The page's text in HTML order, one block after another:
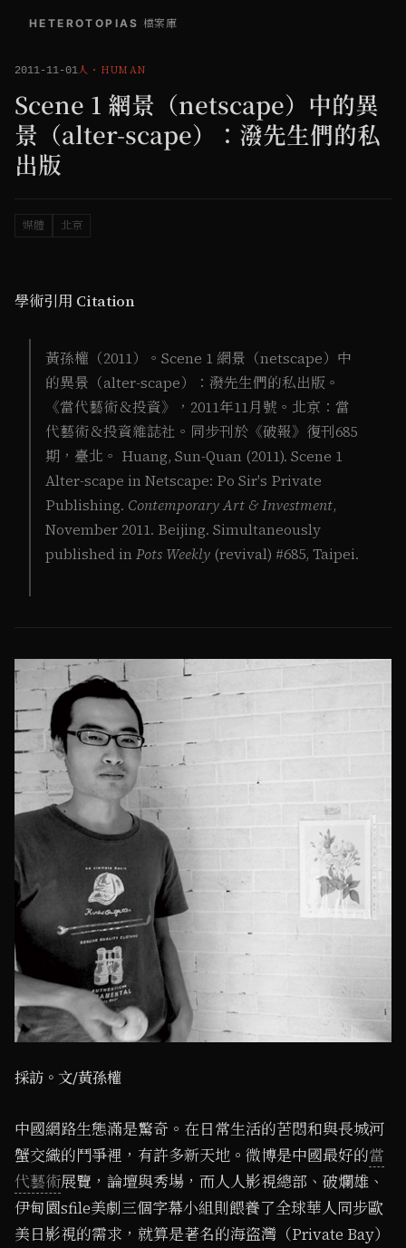
HETEROTOPIAS 檔案庫
2011-11-01人 ・ HUMAN
Scene 1 網景（netscape）中的異
景（alter-scape）：潑先生們的私
出版
媒體 北京
學術引用 Citation
黃孫權（2011）。Scene 1 網景（netscape）中
的異景（alter-scape）：潑先生們的私出版。
《當代藝術＆投資》，2011年11月號。北京：當
代藝術＆投資雜誌社。同步刊於《破報》復刊685
期，臺北。 Huang, Sun-Quan (2011). Scene 1
Alter-scape in Netscape: Po Sir's Private
Publishing. Contemporary Art & Investment,
November 2011. Beijing. Simultaneously
published inPots Weekly(revival) #685, Taipei.
採訪。文/黃孫權
中國網路生態滿是驚奇。在日常生活的苦悶和與長城河
蟹交織的鬥爭裡，有許多新天地。微博是中國最好的當
代藝術展覽，論壇與秀場，而人人影視總部、破爛雄、
伊甸園sfile美劇三個字幕小組則餵養了全球華人同步歐
美日影視的需求，就算是著名的海盜灣（Private Bay）